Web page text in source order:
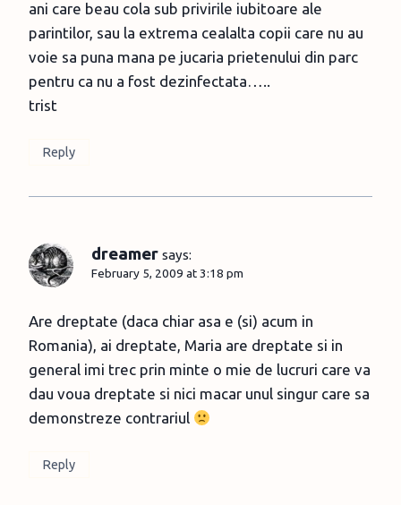
ani care beau cola sub privirile iubitoare ale
parintilor, sau la extrema cealalta copii care nu au
voie sa puna mana pe jucaria prietenului din parc
pentru ca nu a fost dezinfectata…..
trist
Reply
dreamer says:
February 5, 2009 at 3:18 pm
Are dreptate (daca chiar asa e (si) acum in
Romania), ai dreptate, Maria are dreptate si in
general imi trec prin minte o mie de lucruri care va
dau voua dreptate si nici macar unul singur care sa
demonstreze contrariul
Reply